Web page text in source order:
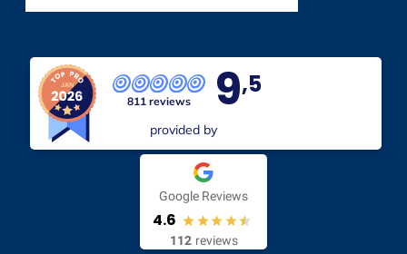
811 reviews 9,5
provided by
Google Reviews
4.6
112 reviews